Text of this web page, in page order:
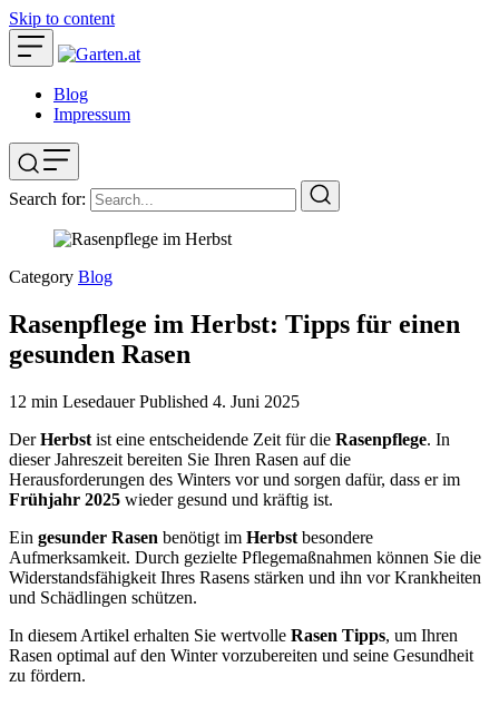
Skip to content
Blog
Impressum
Search for:
Category Blog
Rasenpflege im Herbst: Tipps für einen
gesunden Rasen
12 min LesedauerPublished 4. Juni 2025
DerHerbst ist eine entscheidende Zeit für die Rasenpflege. In
dieser Jahreszeit bereiten Sie Ihren Rasen auf die
Herausforderungen des Winters vor und sorgen dafür, dass er im
Frühjahr 2025 wieder gesund und kräftig ist.
Ein gesunder Rasen benötigt im Herbst besondere
Aufmerksamkeit. Durch gezielte Pflegemaßnahmen können Sie die
Widerstandsfähigkeit Ihres Rasens stärken und ihn vor Krankheiten
und Schädlingen schützen.
In diesem Artikel erhalten Sie wertvolle Rasen Tipps, um Ihren
Rasen optimal auf den Winter vorzubereiten und seine Gesundheit
zu fördern.